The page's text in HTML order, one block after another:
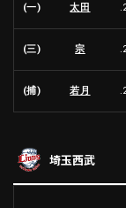
利用規約
運営会社 （別ウィン
特定商取引法の表示
動画を検索（
(一) 太田
(三) 宗
(捕) 若月
埼玉西武